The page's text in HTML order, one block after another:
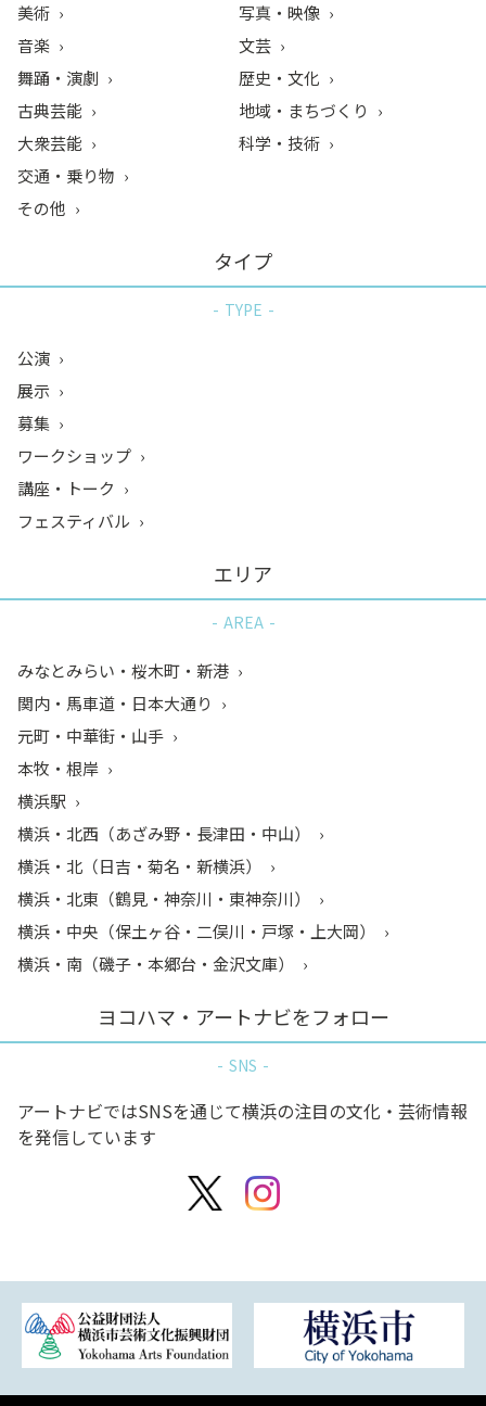
美術
音楽
舞踊・演劇
古典芸能
大衆芸能
写真・映像
文芸
歴史・文化
地域・まちづくり
科学・技術
交通・乗り物
その他
タイプ
TYPE
公演
展示
募集
ワークショップ
講座・トーク
フェスティバル
エリア
AREA
みなとみらい・桜木町・新港
関内・馬車道・日本大通り
元町・中華街・山手
本牧・根岸
横浜駅
横浜・北西（あざみ野・長津田・中山）
横浜・北（日吉・菊名・新横浜）
横浜・北東（鶴見・神奈川・東神奈川）
横浜・中央（保土ヶ谷・二俣川・戸塚・上大岡）
横浜・南（磯子・本郷台・金沢文庫）
ヨコハマ・アートナビをフォロー
SNS
アートナビではSNSを通じて横浜の注目の文化・芸術情報
を発信しています